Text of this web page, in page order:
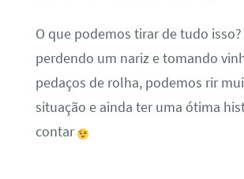
O que podemos tirar de tudo
perdendo um nariz e tomando
pedaços de rolha, podemos rir
situação e ainda ter uma ótima
contar